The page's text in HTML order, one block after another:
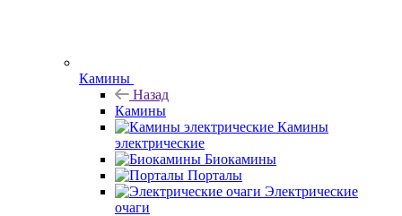
Камины
Назад
Камины
Камины
электрические
Биокамины
Порталы
Электрические
очаги